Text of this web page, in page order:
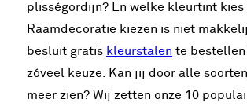
plisségordijn? En welke kleurtint kies
Raamdecoratie kiezen is niet
besluit gratis kleurstalen te bestellen
zóveel keuze. Kan jij door alle
meer zien? Wij zetten onze 10